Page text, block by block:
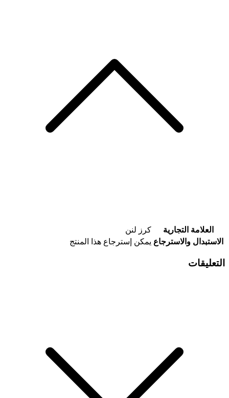
العلامة التجارية
كرز لنن
الاستبدال والاسترجاع يمكن إسترجاع هذا المنتج
التعليقات